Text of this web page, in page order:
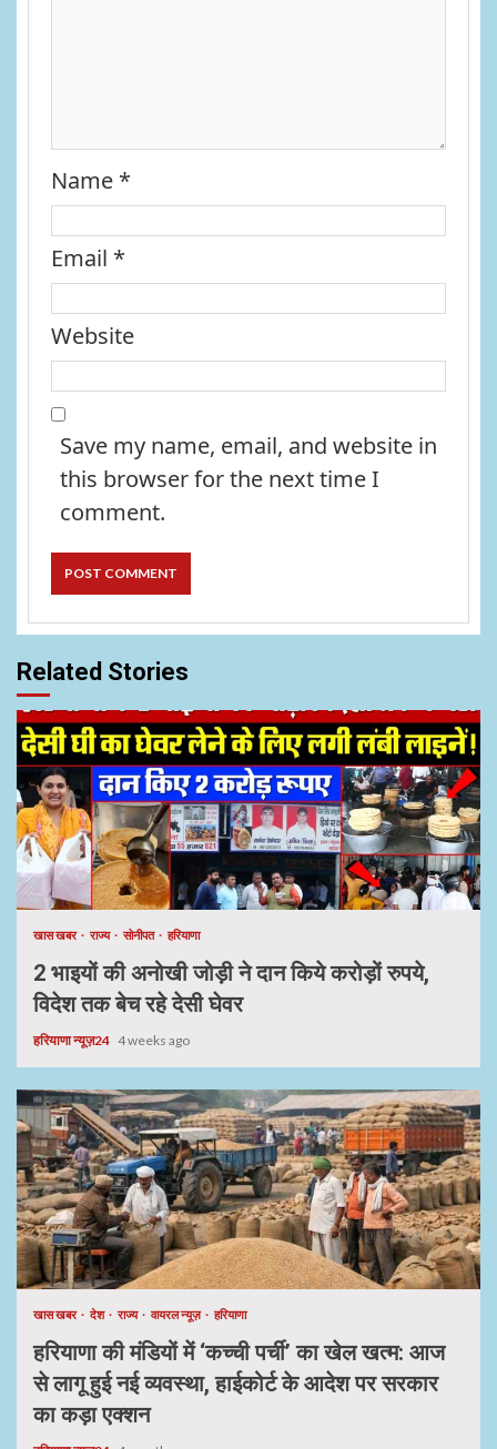
Name *
Email *
Website
Save my name, email, and website in
this browser for the next time I
comment.
Related Stories
खास खबर राज्य सोनीपत हरियाणा
2 भाइयों की अनोखी जोड़ी ने दान किये करोड़ों रुपये,
विदेश तक बेच रहे देसी घेवर
हरियाणा न्यूज़24 4 weeks ago
खास खबर देश राज्य वायरल न्यूज़ हरियाणा
हरियाणा की मंडियों में ‘कच्ची पर्ची’ का खेल खत्म: आज
से लागू हुई नई व्यवस्था, हाईकोर्ट के आदेश पर सरकार
का कड़ा एक्शन